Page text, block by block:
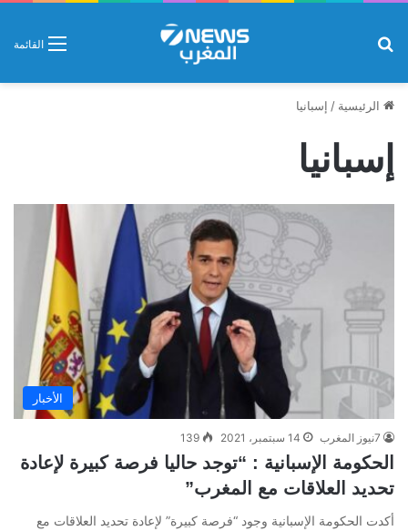
القائمة
الرئيسية / إسبانيا
إسبانيا
الأخبار
7نيوز المغرب 14 سبتمبر، 2021 139
الحكومة الإسبانية : “توجد حاليا فرصة كبيرة لإعادة
تحديد العلاقات مع المغرب”
أكدت الحكومة الإسبانية وجود “فرصة كبيرة” لإعادة تحديد العلاقات مع